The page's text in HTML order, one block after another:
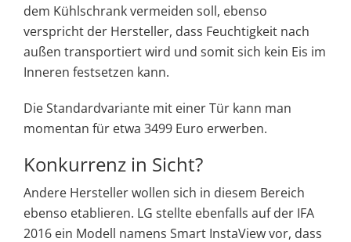
dem Kühlschrank vermeiden soll, ebenso
verspricht der Hersteller, dass Feuchtigkeit nach
außen transportiert wird und somit sich kein Eis im
Inneren festsetzen kann.
Die Standardvariante mit einer Tür kann man
momentan für etwa 3499 Euro erwerben.
Konkurrenz in Sicht?
Andere Hersteller wollen sich in diesem Bereich
ebenso etablieren. LG stellte ebenfalls auf der IFA
2016 ein Modell namens Smart InstaView vor, dass